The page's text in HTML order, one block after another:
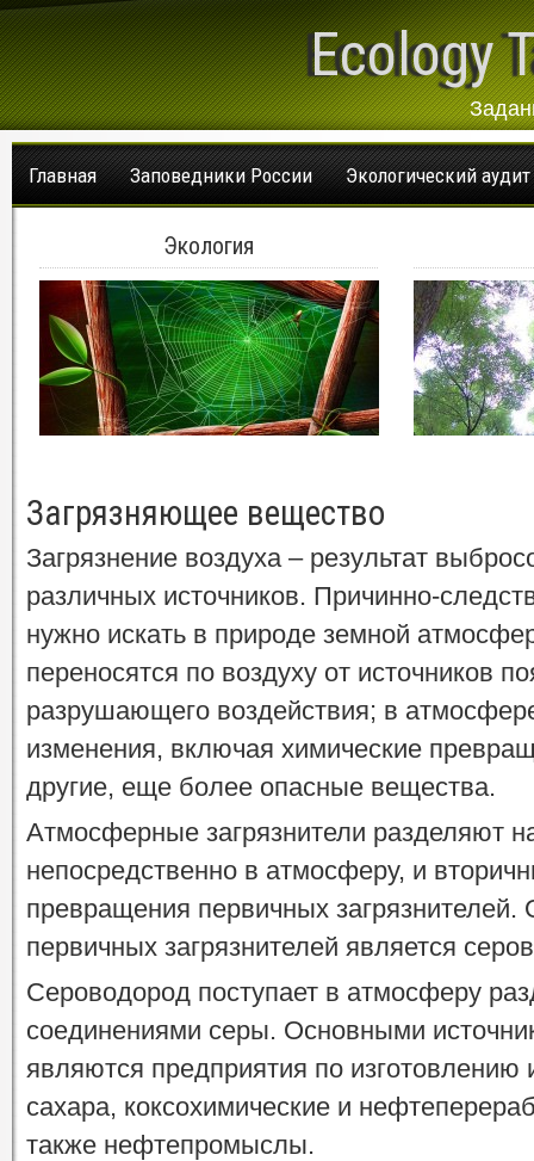
Ecology
Главная Заповедники России Экологический аудит
Экология
Загрязняющее вещество
Загрязнение воздуха – результат
различных источников. Причинно-
нужно искать в природе земной
переносятся по воздуху от источников
разрушающего воздействия; в
изменения, включая химические
другие, еще более опасные вещества.
Атмосферные загрязнители разделяют
непосредственно в атмосферу, и
превращения первичных
первичных загрязнителей является
Сероводород поступает в атмосферу
соединениями серы. Основными
являются предприятия по изготовлению
сахара, коксохимические и
также нефтепромыслы.